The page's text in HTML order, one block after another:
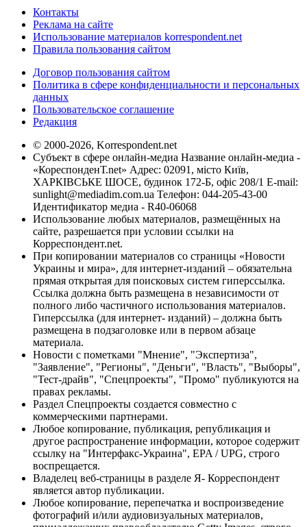
Контакты
Реклама на сайте
Использование материалов korrespondent.net
Правила пользования сайтом
Договор пользования сайтом
Политика в сфере конфиденциальности и персональных
данных
Пользовательское соглашение
Редакция
© 2000-2026, Korrespondent.net
Субъект в сфере онлайн-медиа Название онлайн-медиа -
«КореспонденТ.net» Адрес: 02091, місто Київ,
ХАРКІВСЬКЕ ШОСЕ, будинок 172-Б, офіс 208/1 E-mail:
sunlight@mediadim.com.ua Телефон: 044-205-43-00
Идентификатор медиа - R40-06068
Использование любых материалов, размещённых на
сайте, разрешается при условии ссылки на
Корреспондент.net.
При копировании материалов со страницы «Новости
Украины и мира», для интернет-изданий – обязательна
прямая открытая для поисковых систем гиперссылка.
Ссылка должна быть размещена в независимости от
полного либо частичного использования материалов.
Гиперссылка (для интернет- изданий) – должна быть
размещена в подзаголовке или в первом абзаце
материала.
Новости с пометками "Мнение", "Экспертиза",
"Заявление", "Регионы", "Деньги", "Власть", "Выборы",
"Тест-драйв", "Спецпроекты", "Промо" публикуются на
правах рекламы.
Раздел Спецпроекты создается совместно с
коммерческими партнерами.
Любое копирование, публикация, републикация и
другое распространение информации, которое содержит
ссылку на "Интерфакс-Украина", EPA / UPG, строго
воспрещается.
Владелец веб-страницы в разделе Я- Корреспондент
является автор публикации.
Любое копирование, перепечатка и воспроизведение
фотографий и/или аудиовизуальных материалов,